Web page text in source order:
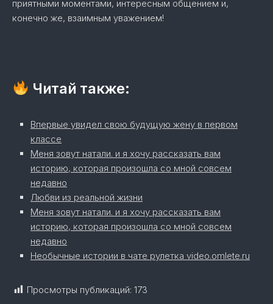
приятными моментами, интересным общением и,
конечно же, взаимным уважением!
Читай также:
Впервые увидел свою будущую жену в первом
классе
Меня зовут натали. и я хочу рассказать вам
историю, которая произошла со мной совсем
недавно
Любви из реальной жизни
Меня зовут натали. и я хочу рассказать вам
историю, которая произошла со мной совсем
недавно
Необычные истории в чате рулетка video.omlete.ru
Просмотры публикаций: 173